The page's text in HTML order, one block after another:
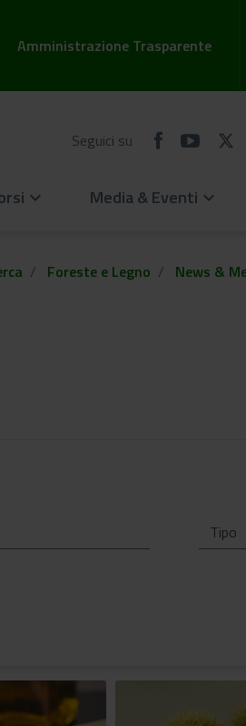
Amministrazione Trasparente
Seguici su
keyboard_arrow_down Media & Eventi keyboard_arrow_down
Foreste e Legno News &